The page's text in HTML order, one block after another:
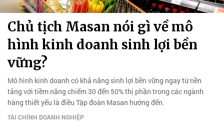
Chủ tịch Masan nói gì về mô
hình kinh doanh sinh lợi bền
vững?
Mô hình kinh doanh có khả năng sinh lợi bền vững ngay từ nền
tảng với tiềm năng chiếm 30 đến 50% thị phần trong các ngành
hàng thiết yếu là điều Tập đoàn Masan hướng đến.
TÀI CHÍNH DOANH NGHIỆP